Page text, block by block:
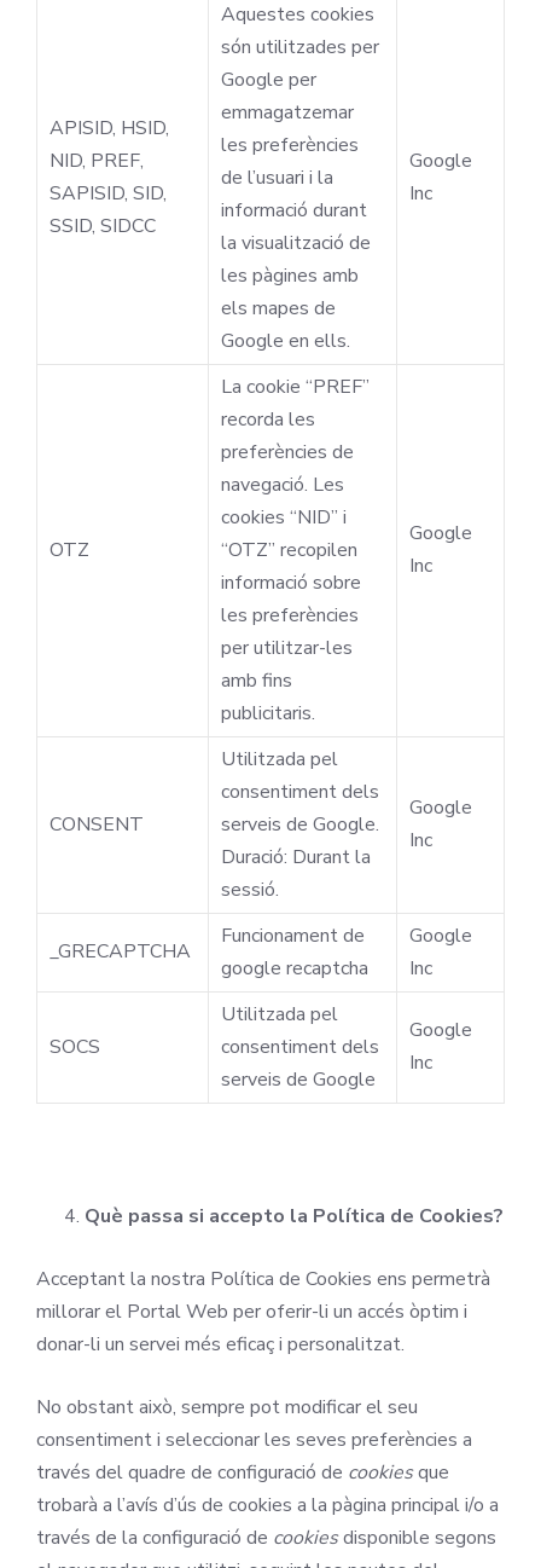
APISID, HSID,
NID, PREF,
SAPISID, SID,
SSID, SIDCC
Aquestes cookies
són utilitzades per
Google per
emmagatzemar
les preferències
de l’usuari i la
informació durant
la visualització de
les pàgines amb
els mapes de
Google en ells.
Google
Inc
OTZ
La cookie “PREF”
recorda les
preferències de
navegació. Les
cookies “NID” i
“OTZ” recopilen
informació sobre
les preferències
per utilitzar-les
amb fins
publicitaris.
Google
Inc
CONSENT
Utilitzada pel
consentiment dels
serveis de Google.
Duració: Durant la
sessió.
Google
Inc
_GRECAPTCHA
Funcionament de
google recaptcha
Google
Inc
SOCS
Utilitzada pel
consentiment dels
serveis de Google
Google
Inc
Què passa si accepto la Política de Cookies?
Acceptant la nostra Política de Cookies ens permetrà
millorar el Portal Web per oferir-li un accés òptim i
donar-li un servei més eficaç i personalitzat.
No obstant això, sempre pot modificar el seu
consentiment i seleccionar les seves preferències a
través del quadre de configuració de cookiesque
trobarà a l’avís d’ús de cookies a la pàgina principal i/o a
través de la configuració de cookiesdisponible segons